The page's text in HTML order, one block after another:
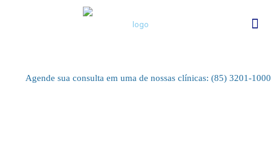
Agende sua consulta em uma de nossas clínicas: (85) 3201-1000